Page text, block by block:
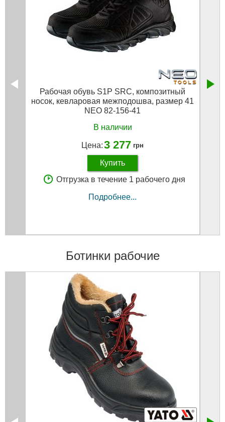
Рабочая обувь S1P SRC, композитный
носок, кевларовая межподошва, размер 41
NEO 82-156-41
В наличии
Цена:3 277 грн
Купить
Отгрузка в течение 1 рабочего дня
Подробнее...
Ботинки рабочие